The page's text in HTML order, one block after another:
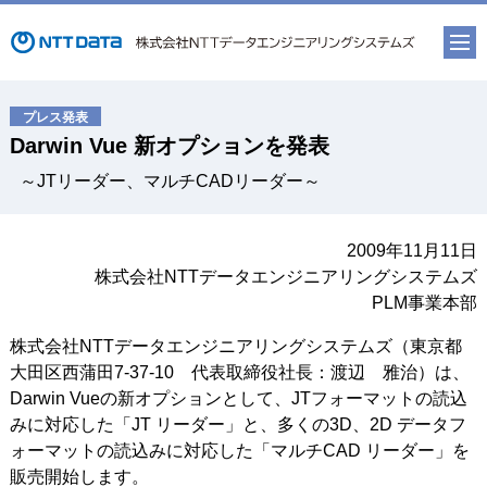
Darwin Vue 新オプションを発表
～JTリーダー、マルチCADリーダー～
2009年11月11日
株式会社NTTデータエンジニアリングシステムズ
PLM事業本部
株式会社NTTデータエンジニアリングシステムズ（東京都
大田区西蒲田7-37-10 代表取締役社長：渡辺 雅治）は、
Darwin Vueの新オプションとして、JTフォーマットの読込
みに対応した「JT リーダー」と、多くの3D、2D データフ
ォーマットの読込みに対応した「マルチCAD リーダー」を
販売開始します。